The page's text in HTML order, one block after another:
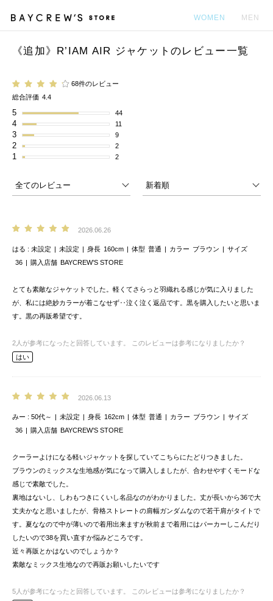
WOMEN MEN
《追加》R’IAM AIR ジャケットのレビュー一覧
68件のレビュー
総合評価 4.4
5 44
4 11
3 9
2 2
1 2
2026.06.26
はる 未設定 未設定 身長 160cm 体型 普通 カラー ブラウン
サイズ
36
購入店舗 BAYCREW’S STORE
とても素敵なジャケットでした。軽くてさらっと羽織れる感じが気に入りました
が、私には絶妙カラーが着こなせず‥泣く泣く返品です。黒を購入したいと思いま
す。黒の再販希望です。
2 人が参考になったと回答しています。
このレビューは参考になりましたか？
はい
2026.06.13
みー 50代～ 未設定 身長 162cm 体型 普通 カラー ブラウン
サイズ
36
購入店舗 BAYCREW’S STORE
クーラーよけになる軽いジャケットを探していてこちらにたどりつきました。
ブラウンのミックスな生地感が気になって購入しましたが、合わせやすくモードな
感じで素敵でした。
裏地はないし、しわもつきにくいし名品なのがわかりました。丈が長いから36で大
丈夫かなと思いましたが、骨格ストレートの肩幅ガンダムなので若干肩がタイトで
す。夏ななので中が薄いので着用出来ますが秋前まで着用にはパーカーしこんだり
したいので38を買い直すか悩みどころです。
近々再販とかはないのでしょうか？
素敵なミックス生地なので再販お願いしたいです
5 人が参考になったと回答しています。
このレビューは参考になりましたか？